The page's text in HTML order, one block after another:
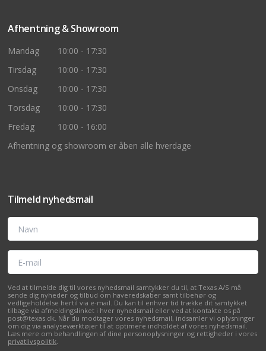
Afhentning & Showroom
Mandag
10:00 - 17:30
Tirsdag
10:00 - 17:30
Onsdag
10:00 - 17:30
Torsdag
10:00 - 17:30
Fredag
10:00 - 16:00
Afhentning og showroom er åben alle hverdage
Tilmeld nyhedsmail
Navn
E-mail
Ved at tilmelde dig til vores nyhedsmail samtykker du til, at Texas A/S må
sende dig nyheder og tilbud om haveredskaber samt tilbehør og
vedligeholdelse hertil via e-mail. Du kan til enhver tid trække dit samtykket
tilbage via afmeldingslinket i hver nyhedsmail eller ved at kontakte os på
post@texas.dk. Når du modtager vores nyhedsmail, indsamler vi oplysninger
om dig via analyseværktøjer til at optimere indholdet af vores nyhedsmail.
Læs mere om behandlingen af dine personoplysninger og rettigheder i vores
privatlivspolitik.